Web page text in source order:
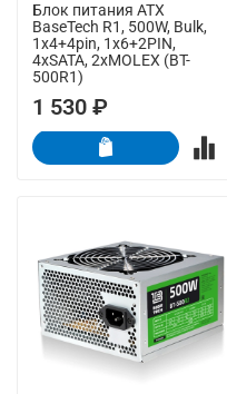
Блок питания ATX
BaseTech R1, 500W, Bulk,
1x4+4pin, 1x6+2PIN,
4xSATA, 2xMOLEX (BT-
500R1)
1 530 ₽